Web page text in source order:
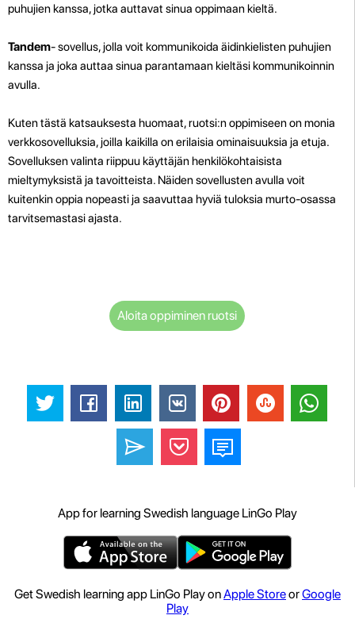
puhujien kanssa, jotka auttavat sinua oppimaan kieltä.
Tandem- sovellus, jolla voit kommunikoida äidinkielisten puhujien
kanssa ja joka auttaa sinua parantamaan kieltäsi kommunikoinnin
avulla.
Kuten tästä katsauksesta huomaat, ruotsi:n oppimiseen on monia
verkkosovelluksia, joilla kaikilla on erilaisia ominaisuuksia ja etuja.
Sovelluksen valinta riippuu käyttäjän henkilökohtaisista
mieltymyksistä ja tavoitteista. Näiden sovellusten avulla voit
kuitenkin oppia nopeasti ja saavuttaa hyviä tuloksia murto-osassa
tarvitsemastasi ajasta.
Aloita oppiminen ruotsi
App for learning Swedish language LinGo Play
Get Swedish learning app LinGo Play onApple StoreorGoogle
Play